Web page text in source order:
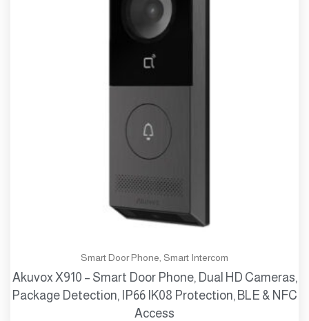
Smart Door Phone Smart Intercom
Akuvox X910 – Smart Door Phone, Dual HD Cameras,
Package Detection, IP66 IK08 Protection, BLE & NFC
Access